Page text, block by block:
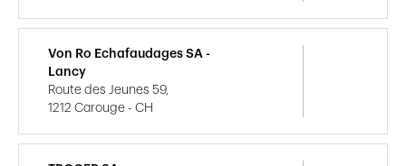
Von Ro Echafaudages SA -
Lancy
Route des Jeunes 59,
1212 Carouge - CH